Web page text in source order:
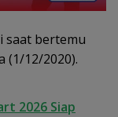
saat bertemu
(1/12/2020).
2026 Siap